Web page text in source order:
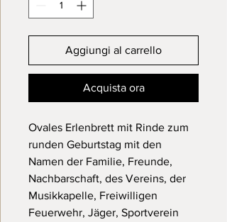
Aggiungi al carrello
Acquista ora
Ovales Erlenbrett mit Rinde zum
runden Geburtstag mit den
Namen der Familie, Freunde,
Nachbarschaft, des Vereins, der
Musikkapelle, Freiwilligen
Feuerwehr, Jäger, Sportverein